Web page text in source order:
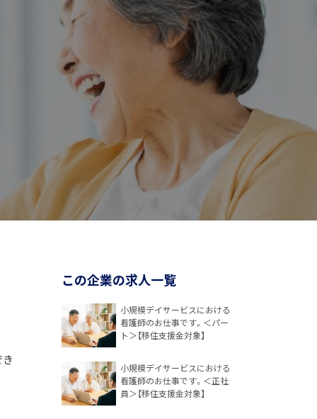
この企業の求人一覧
小規模デイサービスにおける
看護師のお仕事です。＜パー
ト＞【移住支援金対象】
小規模デイサービスにおける
看護師のお仕事です。＜正社
員＞【移住支援金対象】